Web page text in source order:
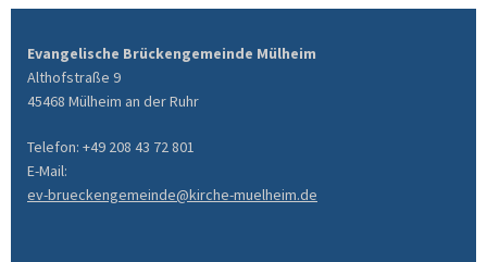
Evangelische Brückengemeinde Mülheim
Althofstraße 9
45468 Mülheim an der Ruhr
Telefon: +49 208 43 72 801
E-Mail:
ev-brueckengemeinde@kirche-muelheim.de